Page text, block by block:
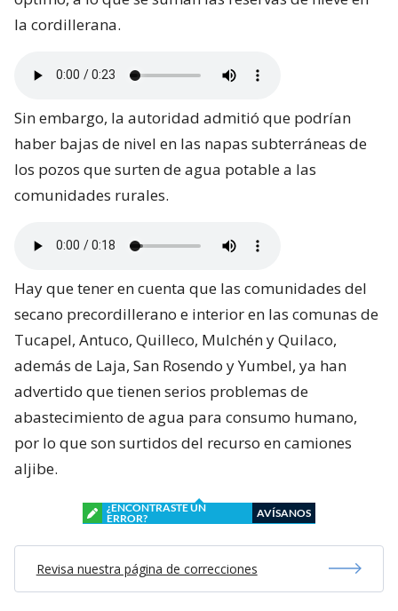
la cordillerana.
Sin embargo, la autoridad admitió que podrían
haber bajas de nivel en las napas subterráneas de
los pozos que surten de agua potable a las
comunidades rurales.
Hay que tener en cuenta que las comunidades del
secano precordillerano e interior en las comunas de
Tucapel, Antuco, Quilleco, Mulchén y Quilaco,
además de Laja, San Rosendo y Yumbel, ya han
advertido que tienen serios problemas de
abastecimiento de agua para consumo humano,
por lo que son surtidos del recurso en camiones
aljibe.
¿ENCONTRASTE UN
ERROR?
AVÍSANOS
Revisa nuestra página de correcciones